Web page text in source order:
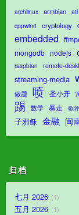
archlinux armbian atl
cppwinrt cryptology
embedded
mongodb nodejs
raspbian
remote-
streaming-media
做题 喷 圣小开
踢
数学 暴走 歌评
子邪稣 金融 闽
归档
七月 2026 1
五月 2026 1